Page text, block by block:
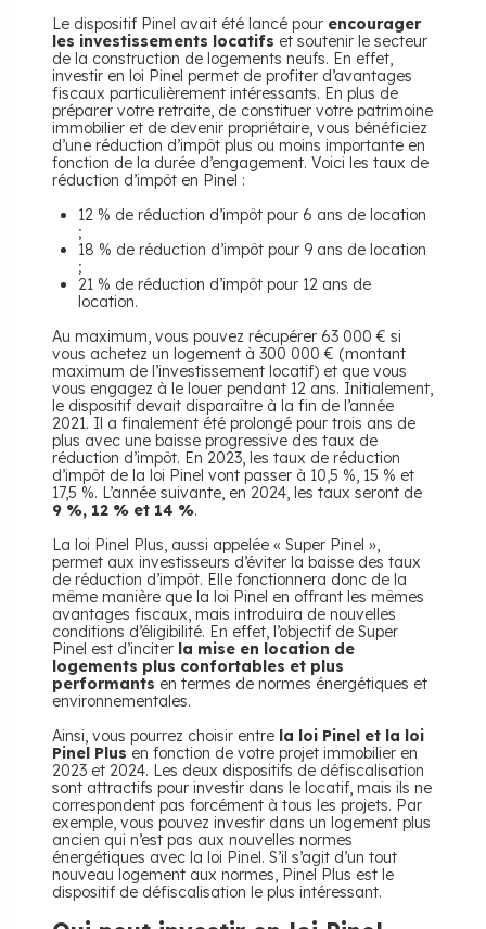
Le dispositif Pinel avait été lancé pour encourager
les investissements locatifs et soutenir le secteur
de la construction de logements neufs. En effet,
investir en loi Pinel permet de profiter d’avantages
fiscaux particulièrement intéressants. En plus de
préparer votre retraite, de constituer votre patrimoine
immobilier et de devenir propriétaire, vous bénéficiez
d’une réduction d’impôt plus ou moins importante en
fonction de la durée d’engagement. Voici les taux de
réduction d’impôt en Pinel :
12 % de réduction d’impôt pour 6 ans de location
;
18 % de réduction d’impôt pour 9 ans de location
;
21 % de réduction d’impôt pour 12 ans de
location.
Au maximum, vous pouvez récupérer 63 000 € si
vous achetez un logement à 300 000 € (montant
maximum de l’investissement locatif) et que vous
vous engagez à le louer pendant 12 ans. Initialement,
le dispositif devait disparaître à la fin de l’année
2021. Il a finalement été prolongé pour trois ans de
plus avec une baisse progressive des taux de
réduction d’impôt. En 2023, les taux de réduction
d’impôt de la loi Pinel vont passer à 10,5 %, 15 % et
17,5 %. L’année suivante, en 2024, les taux seront de
9 %, 12 % et 14 %.
La loi Pinel Plus, aussi appelée « Super Pinel »,
permet aux investisseurs d’éviter la baisse des taux
de réduction d’impôt. Elle fonctionnera donc de la
même manière que la loi Pinel en offrant les mêmes
avantages fiscaux, mais introduira de nouvelles
conditions d’éligibilité. En effet, l’objectif de Super
Pinel est d’inciter la mise en location de
logements plus confortables et plus
performants en termes de normes énergétiques et
environnementales.
Ainsi, vous pourrez choisir entre la loi Pinel et la loi
Pinel Plus en fonction de votre projet immobilier en
2023 et 2024. Les deux dispositifs de défiscalisation
sont attractifs pour investir dans le locatif, mais ils ne
correspondent pas forcément à tous les projets. Par
exemple, vous pouvez investir dans un logement plus
ancien qui n’est pas aux nouvelles normes
énergétiques avec la loi Pinel. S’il s’agit d’un tout
nouveau logement aux normes, Pinel Plus est le
dispositif de défiscalisation le plus intéressant.